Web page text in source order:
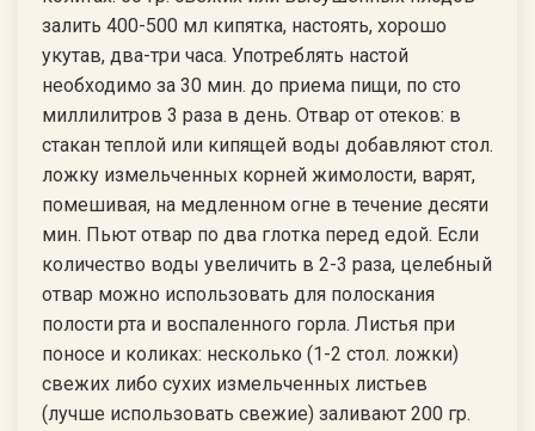
залить 400-500 мл кипятка, настоять, хорошо
укутав, два-три часа. Употреблять настой
необходимо за 30 мин. до приема пищи, по сто
миллилитров 3 раза в день. Отвар от отеков: в
стакан теплой или кипящей воды добавляют стол.
ложку измельченных корней жимолости, варят,
помешивая, на медленном огне в течение десяти
мин. Пьют отвар по два глотка перед едой. Если
количество воды увеличить в 2-3 раза, целебный
отвар можно использовать для полоскания
полости рта и воспаленного горла. Листья при
поносе и коликах: несколько (1-2 стол. ложки)
свежих либо сухих измельченных листьев
(лучше использовать свежие) заливают 200 гр.